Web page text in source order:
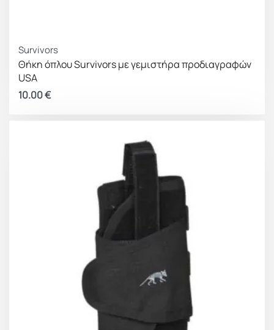
Survivors
Θήκη όπλου Survivors με γεμιστήρα προδιαγραφών
USA
10.00€